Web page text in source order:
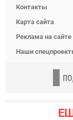
Контакты
Карта сайта
Реклама на сайте
Наши